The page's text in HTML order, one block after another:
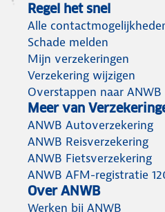
Regel het snel
Alle
Schade melden
Mijn verzekeringen
Verzekering wijzigen
Overstappen naar ANWB
Meer van
ANWB Autoverzekering
ANWB Reisverzekering
ANWB Fietsverzekering
ANWB AFM-registratie
Over ANWB
Werken bij ANWB